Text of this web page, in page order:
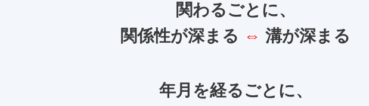
関わるごとに、
関係性が深まる ⇔ 溝が深まる
年月を経るごとに、